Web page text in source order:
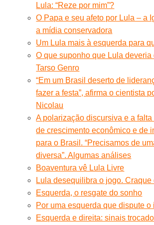
Lula: “Reze por mim”?
O Papa e seu afeto por Lula – a
a mídia conservadora
Um Lula mais à esquerda para
O que suponho que Lula deveria
Tarso Genro
“Em um Brasil deserto de
fazer a festa”, afirma o cientista
Nicolau
A polarização discursiva e a
de crescimento econômico e de
para o Brasil. “Precisamos de
diversa”. Algumas análises
Boaventura vê Lula Livre
Lula desequilibra o jogo. Craque
Esquerda, o resgate do sonho
Por uma esquerda que dispute o
Esquerda e direita: sinais